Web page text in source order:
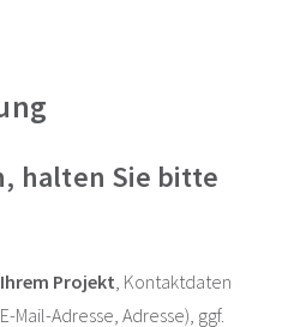
halten Sie bitte
Projekt, Kontaktdaten
Mail-Adresse, Adresse), ggf.